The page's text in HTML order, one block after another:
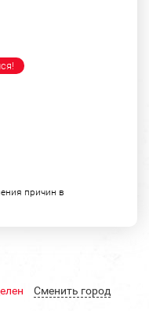
причин в
Cменить город